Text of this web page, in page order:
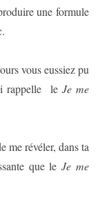
une formule
vous eussiez pu
rappelle
le Je me
me révéler, dans ta
que leJe me